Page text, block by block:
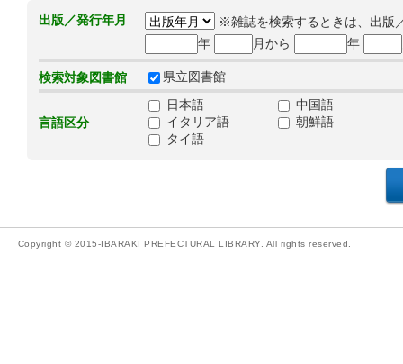
出版／発行年月
※雑誌を検索するときは、出版
年
月から 年
検索対象図書館 県立図書館
言語区分
日本語
中国語
イタリア語
朝鮮語
タイ語
Copyright © 2015-IBARAKI PREFECTURAL LIBRARY. All rights reserved.